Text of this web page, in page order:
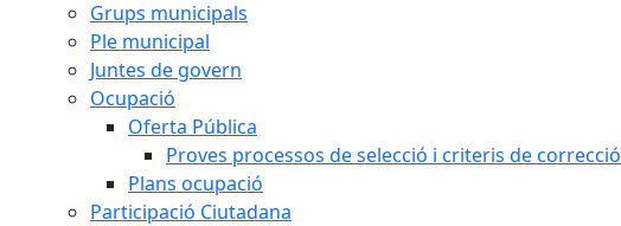
Grups municipals
Ple municipal
Juntes de govern
Ocupació
Oferta Pública
Proves processos de selecció i criteris de correcció
Plans ocupació
Participació Ciutadana